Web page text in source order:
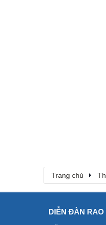
Trang chủ
DIỄN ĐÀN